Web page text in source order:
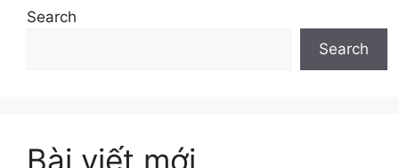
Search
Search
Bài viết mới